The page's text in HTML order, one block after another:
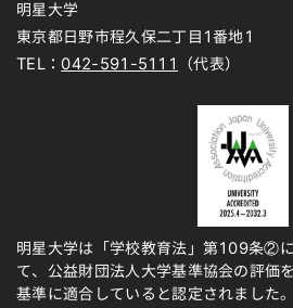
明星大学
東京都日野市程久保二丁目1番地1
TEL： 042-591-5111 （代表）
明星大学は「学校教育法」第109条②
て、公益財団法人大学基準協会の評価
基準に適合していると認定されました。